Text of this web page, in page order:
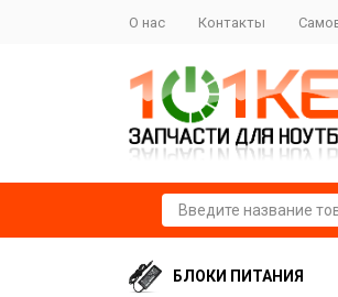
О нас Контакты
БЛОКИ ПИТАНИЯ